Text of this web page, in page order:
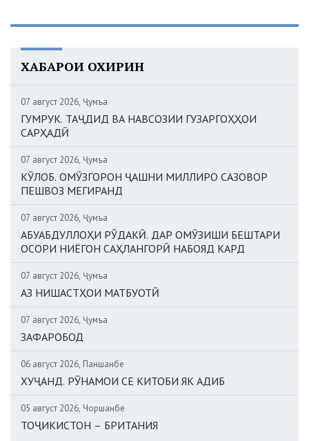
ХАБАРҲОИ ОХИРИН
07 август 2026, Ҷумъа
ГУМРУК. ТАҶДИД ВА НАВСОЗИИ ГУЗАРГОҲҲОИ
САРҲАДӢ
07 август 2026, Ҷумъа
КӮЛОБ. ОМӮЗГОРОН ҶАШНИ МИЛЛИРО САЗОВОР
ПЕШВОЗ МЕГИРАНД
07 август 2026, Ҷумъа
АБУАБДУЛЛОҲИ РӮДАКӢ. ДАР ОМӮЗИШИ БЕШТАРИ
ОСОРИ НИЁГОН САҲЛАНГОРӢ НАБОЯД КАРД
07 август 2026, Ҷумъа
АЗ НИШАСТҲОИ МАТБУОТӢ
07 август 2026, Ҷумъа
ЗАФАРОБОД
06 август 2026, Панҷшанбе
ХУҶАНД. РӮНАМОИ СЕ КИТОБИ ЯК АДИБ
05 август 2026, Чоршанбе
ТОҶИКИСТОН – БРИТАНИЯ